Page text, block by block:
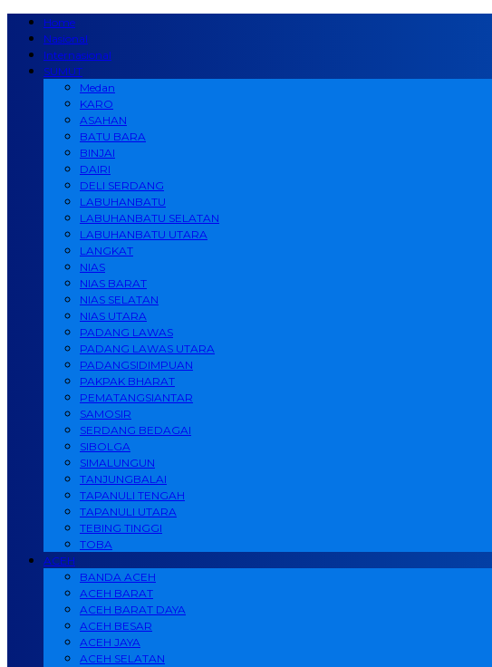
Home
Nasional
Internasional
SUMUT
Medan
KARO
ASAHAN
BATU BARA
BINJAI
DAIRI
DELI SERDANG
LABUHANBATU
LABUHANBATU SELATAN
LABUHANBATU UTARA
LANGKAT
NIAS
NIAS BARAT
NIAS SELATAN
NIAS UTARA
PADANG LAWAS
PADANG LAWAS UTARA
PADANGSIDIMPUAN
PAKPAK BHARAT
PEMATANGSIANTAR
SAMOSIR
SERDANG BEDAGAI
SIBOLGA
SIMALUNGUN
TANJUNGBALAI
TAPANULI TENGAH
TAPANULI UTARA
TEBING TINGGI
TOBA
ACEH
BANDA ACEH
ACEH BARAT
ACEH BARAT DAYA
ACEH BESAR
ACEH JAYA
ACEH SELATAN